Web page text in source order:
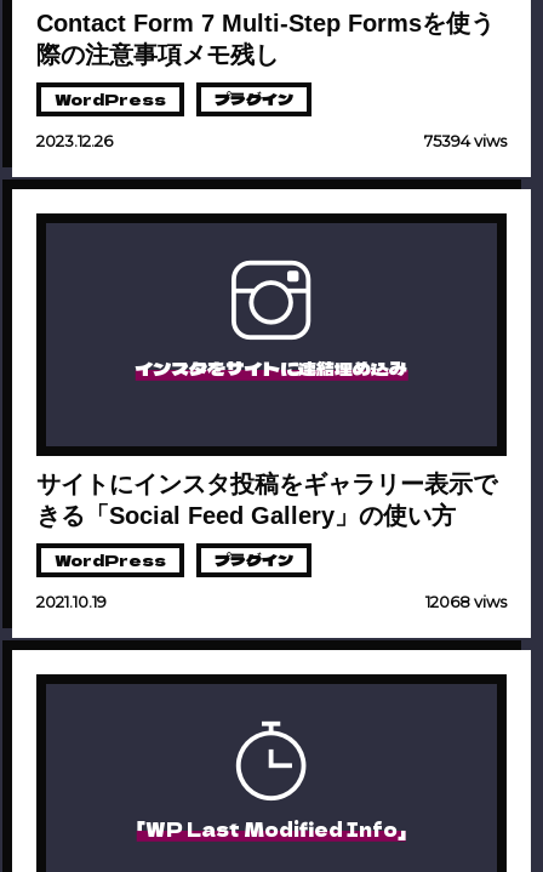
Contact Form 7 Multi-Step Formsを使う
際の注意事項メモ残し
WordPress プラグイン
2023.12.26 75394 viws
インスタをサイトに連結埋め込み
サイトにインスタ投稿をギャラリー表示で
きる「Social Feed Gallery」の使い方
WordPress プラグイン
2021.10.19 12068 viws
「WP Last Modified Info」